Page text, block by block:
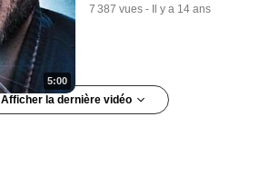
5:00
7 387 vues - Il y a 14 ans
Afficher la dernière vidéo